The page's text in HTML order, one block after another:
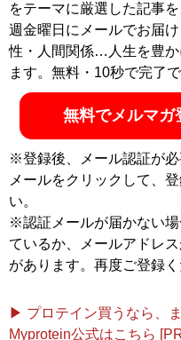
記事一覧へ
をテーマに厳選した記事
週金曜日にメールでお届
性・人間関係…人生を豊か
ます。無料・10秒で完了で
無料でメルマ
※登録後、メール認証が
メールをクリックして、
い。
※認証メールが届かない
ているか、メールアドレ
があります。再度ご登録く
▶ プロテイン買うなら、
Myprotein公式はこちら